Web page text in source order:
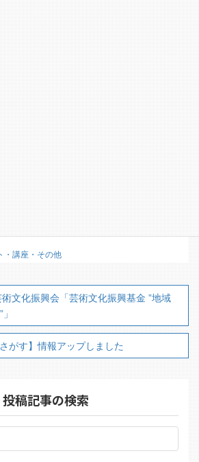
日
社会福祉法人滋賀県社会福祉協議
567-3924
】
・講座・その他
文化振興会「芸術文化振興基金 ”地域
がす】情報アップしました
投稿記事の検索